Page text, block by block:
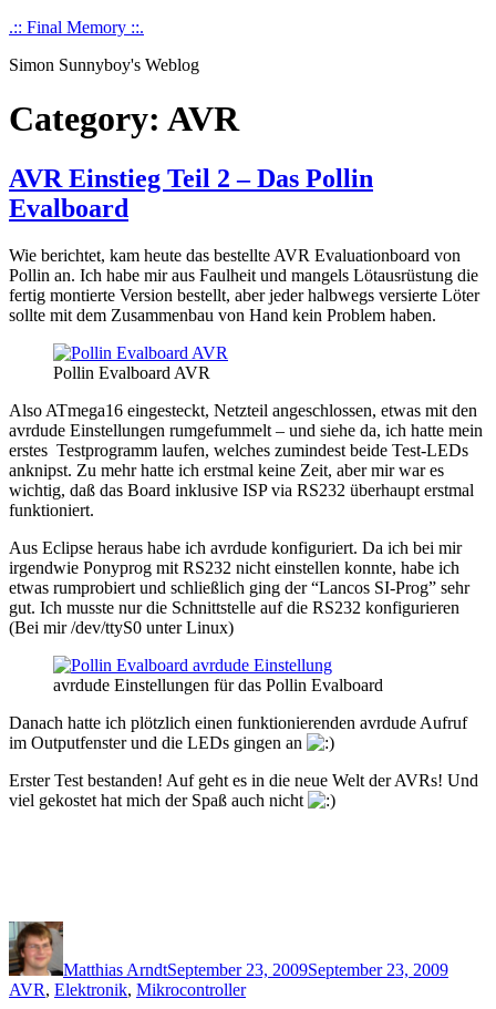
Skip
content
.:: Final Memory ::.
Simon Sunnyboy's Weblog
Category: AVR
AVR Einstieg Teil 2 – Das Pollin
Evalboard
Wie berichtet, kam heute das bestellte AVR Evaluationboard von
Pollin an. Ich habe mir aus Faulheit und mangels Lötausrüstung die
fertig montierte Version bestellt, aber jeder halbwegs versierte Löter
sollte mit dem Zusammenbau von Hand kein Problem haben.
Pollin Evalboard AVR
Also ATmega16 eingesteckt, Netzteil angeschlossen, etwas mit den
avrdude Einstellungen rumgefummelt – und siehe da, ich hatte mein
erstes Testprogramm laufen, welches zumindest beide Test-LEDs
anknipst. Zu mehr hatte ich erstmal keine Zeit, aber mir war es
wichtig, daß das Board inklusive ISP via RS232 überhaupt erstmal
funktioniert.
Aus Eclipse heraus habe ich avrdude konfiguriert. Da ich bei mir
irgendwie Ponyprog mit RS232 nicht einstellen konnte, habe ich
etwas rumprobiert und schließlich ging der “Lancos SI-Prog” sehr
gut. Ich musste nur die Schnittstelle auf die RS232 konfigurieren
(Bei mir /dev/ttyS0 unter Linux)
avrdude Einstellungen für das Pollin Evalboard
Danach hatte ich plötzlich einen funktionierenden avrdude Aufruf
im Outputfenster und die LEDs gingen an
Erster Test bestanden! Auf geht es in die neue Welt der AVRs! Und
viel gekostet hat mich der Spaß auch nicht
Author
Matthias ArndtSeptember 23, 2009September 23, 2009
AVR, Elektronik, Mikrocontroller